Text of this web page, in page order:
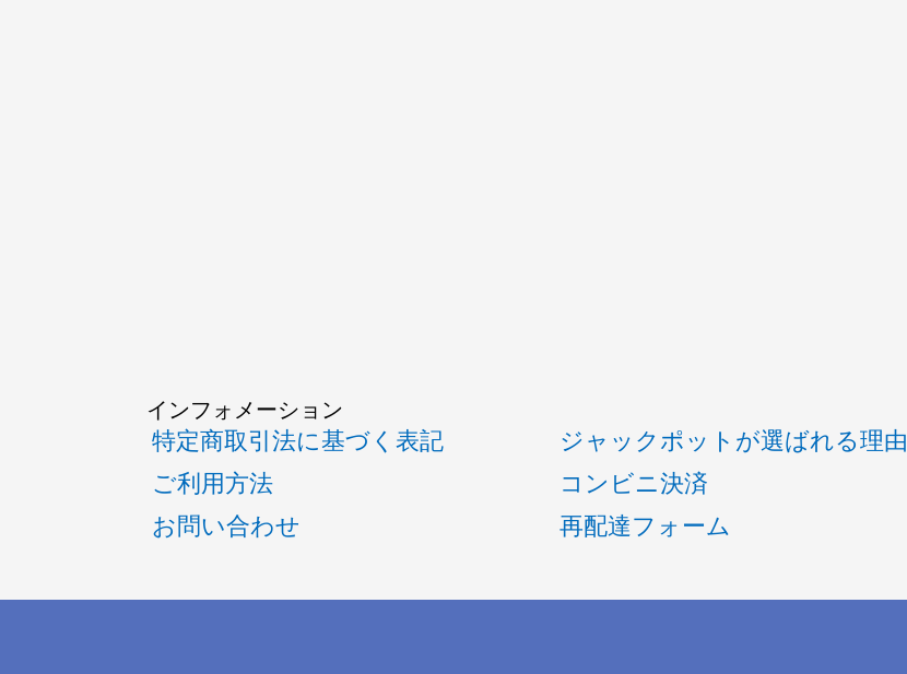
インフォメーション
特定商取引法に基づく表記 ジャックポットが選ばれる理由
ご利用方法
コンビニ決済
お問い合わせ
再配達フォーム